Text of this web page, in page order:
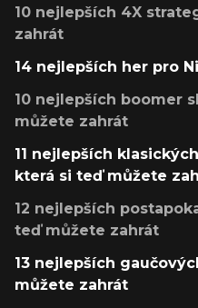
10 nejlepších 4X
zahrát
14 nejlepších her pro
10 nejlepších boomer
můžete zahrát
11 nejlepších
která si teď můžete
12 nejlepších
teď můžete zahrát
13 nejlepších
můžete zahrát